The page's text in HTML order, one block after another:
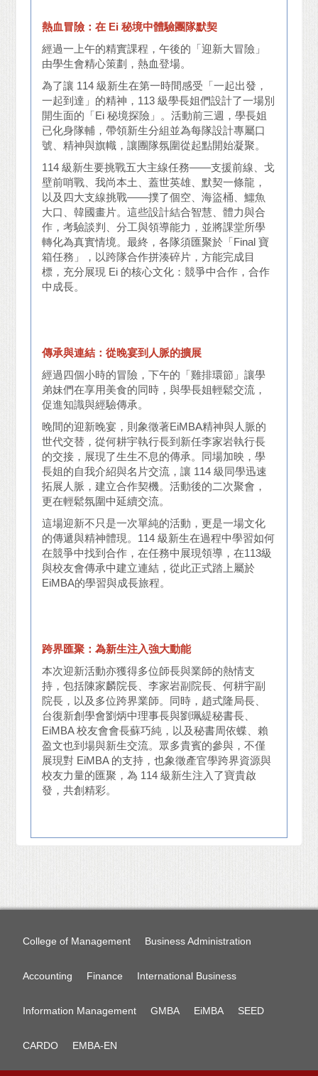
熱血冒險：在 Ei 秘境中體驗團隊默契
經過一上午的精實課程，午後的「迎新大冒險」
由學生會精心策劃，熱血登場。
為了讓 114 級新生在第一時間感受「一起出發，
一起到達」的精神，113 級學長姐們設計了一場別
開生面的「Ei 秘境探險」。活動前三週，學長姐
已化身隊輔，帶領新生分組並為每隊設計專屬口
號、精神與旗幟，讓團隊氛圍從起點開始凝聚。
114 級新生要挑戰五大主線任務——支援前線、戈
壁前哨戰、我尚本土、蓋世英雄、默契一條龍，
以及四大支線挑戰——撲了個空、海盜桶、鱷魚
大口、韓國畫片。這些設計結合智慧、體力與合
作，考驗談判、分工與領導能力，並將課堂所學
轉化為真實情境。最終，各隊須匯聚於「Final 寶
箱任務」，以跨隊合作拼湊碎片，方能完成目
標，充分展現 Ei 的核心文化：競爭中合作，合作
中成長。
傳承與連結：從晚宴到人脈的擴展
經過四個小時的冒險，下午的「雞排環節」讓學
弟妹們在享用美食的同時，與學長姐輕鬆交流，
促進知識與經驗傳承。
晚間的迎新晚宴，則象徵著EiMBA精神與人脈的
世代交替，從何耕宇執行長到新任李家岩執行長
的交接，展現了生生不息的傳承。同場加映，學
長姐的自我介紹與名片交流，讓 114 級同學迅速
拓展人脈，建立合作契機。活動後的二次聚會，
更在輕鬆氛圍中延續交流。
這場迎新不只是一次單純的活動，更是一場文化
的傳遞與精神體現。114 級新生在過程中學習如何
在競爭中找到合作，在任務中展現領導，在113級
與校友會傳承中建立連結，從此正式踏上屬於
EiMBA的學習與成長旅程。
跨界匯聚：為新生注入強大動能
本次迎新活動亦獲得多位師長與業師的熱情支
持，包括陳家麟院長、李家岩副院長、何耕宇副
院長，以及多位跨界業師。同時，趙式隆局長、
台復新創學會劉炳中理事長與劉珮緹秘書長、
EiMBA 校友會會長蘇巧純，以及秘書周依蝶、賴
盈文也到場與新生交流。眾多貴賓的參與，不僅
展現對 EiMBA 的支持，也象徵產官學跨界資源與
校友力量的匯聚，為 114 級新生注入了寶貴啟
發，共創精彩。
College of Management Business Administration
Accounting Finance International Business
Information Management GMBA EiMBA SEED
CARDO EMBA-EN